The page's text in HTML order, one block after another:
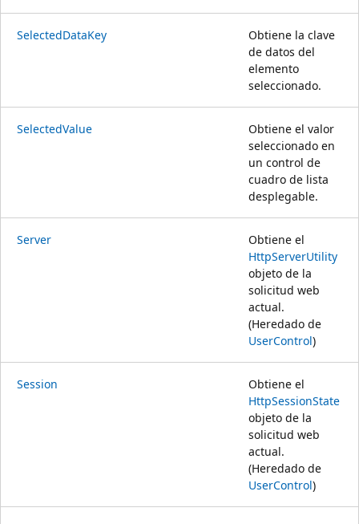
SelectedDataKey
Obtiene la clave
de datos del
elemento
seleccionado.
SelectedValue
Obtiene el valor
seleccionado en
un control de
cuadro de lista
desplegable.
Server
Obtiene el
HttpServerUtility
objeto de la
solicitud web
actual.
(Heredado de
UserControl)
Session
Obtiene el
HttpSessionState
objeto de la
solicitud web
actual.
(Heredado de
UserControl)